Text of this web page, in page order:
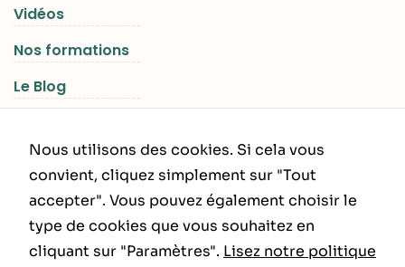
Vidéos
Nos formations
Le Blog
INFORMATIONS LÉGALES
Nous utilisons des cookies. Si cela vous
convient, cliquez simplement sur "Tout
accepter". Vous pouvez également choisir le
type de cookies que vous souhaitez en
cliquant sur "Paramètres". Lisez notre politique